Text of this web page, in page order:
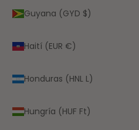
Guyana (GYD $)
Haití (EUR €)
Honduras (HNL L)
Hungría (HUF Ft)